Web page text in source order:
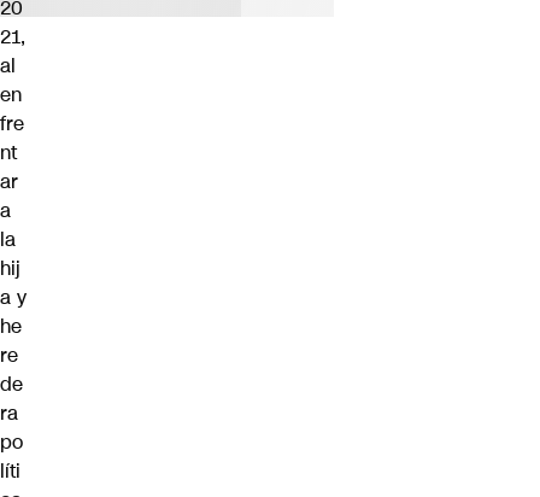
20
21,
al
en
fre
nt
ar
a
la
hij
a y
he
re
de
ra
po
líti